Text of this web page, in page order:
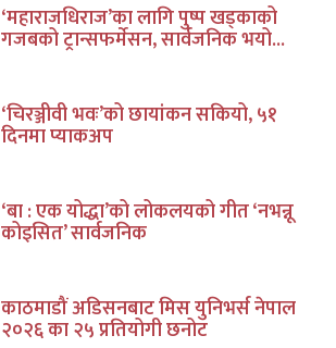
‘महाराजधिराज’का लागि पुष्प खड्काको
गजबको ट्रान्सफर्मेसन, सार्वजनिक भयो...
‘चिरञ्जीवी भवः’को छायांकन सकियो, ५१
दिनमा प्याकअप
‘बा : एक योद्धा’को लोकलयको गीत ‘नभन्नू
कोइसित’ सार्वजनिक
काठमाडौं अडिसनबाट मिस युनिभर्स नेपाल
२०२६ का २५ प्रतियोगी छनोट